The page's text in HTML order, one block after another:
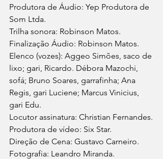
Produtora de Áudio: Yep Produtora de
Som Ltda.
Trilha sonora: Robinson Matos.
Finalização Áudio: Robinson Matos.
Elenco (vozes): Aggeo Simões, saco de
lixo; gari, Ricardo. Débora Mazochi,
sofá; Bruno Soares, garrafinha; Ana
Regis, gari Luciene; Marcus Vinicius,
gari Edu.
Locutor assinatura: Christian Fernandes.
Produtora de vídeo: Six Star.
Direção de Cena: Gustavo Carneiro.
Fotografia: Leandro Miranda.